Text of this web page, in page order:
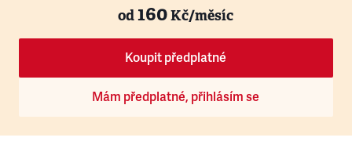
od160Kč/měsíc
Koupit předplatné
Mám předplatné, přihlásím se